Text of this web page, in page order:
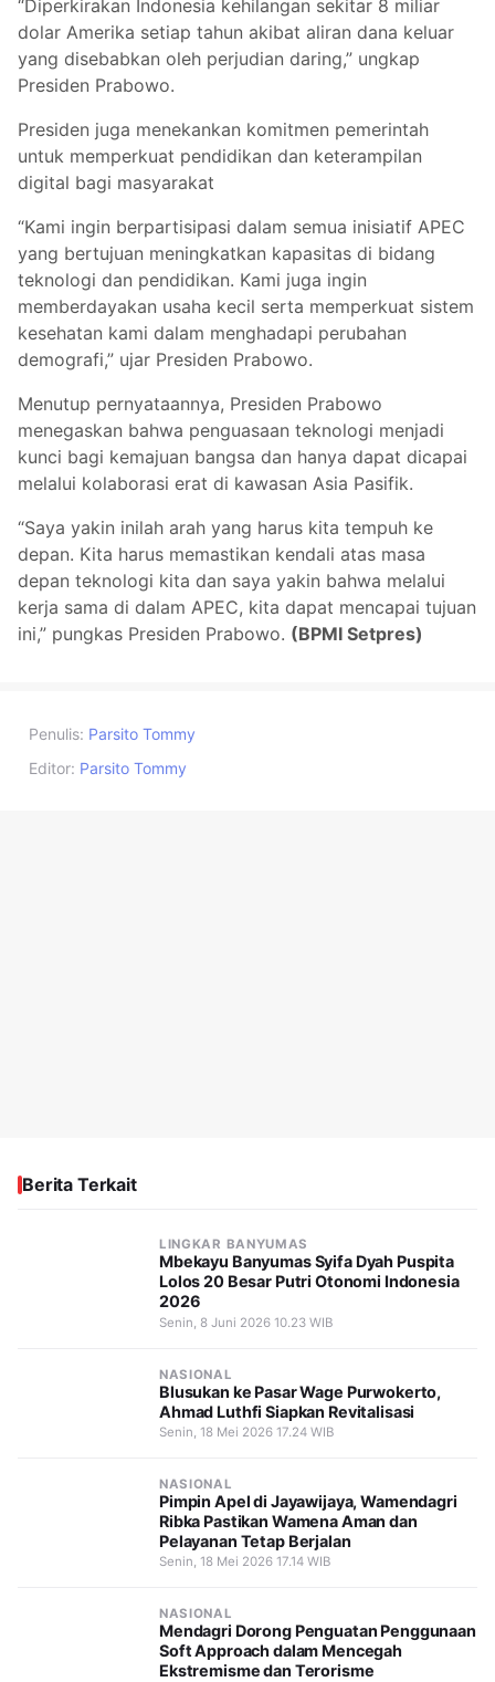
“Diperkirakan Indonesia kehilangan sekitar 8 miliar
dolar Amerika setiap tahun akibat aliran dana keluar
yang disebabkan oleh perjudian daring,” ungkap
Presiden Prabowo.
Presiden juga menekankan komitmen pemerintah
untuk memperkuat pendidikan dan keterampilan
digital bagi masyarakat
“Kami ingin berpartisipasi dalam semua inisiatif APEC
yang bertujuan meningkatkan kapasitas di bidang
teknologi dan pendidikan. Kami juga ingin
memberdayakan usaha kecil serta memperkuat sistem
kesehatan kami dalam menghadapi perubahan
demografi,” ujar Presiden Prabowo.
Menutup pernyataannya, Presiden Prabowo
menegaskan bahwa penguasaan teknologi menjadi
kunci bagi kemajuan bangsa dan hanya dapat dicapai
melalui kolaborasi erat di kawasan Asia Pasifik.
“Saya yakin inilah arah yang harus kita tempuh ke
depan. Kita harus memastikan kendali atas masa
depan teknologi kita dan saya yakin bahwa melalui
kerja sama di dalam APEC, kita dapat mencapai tujuan
ini,” pungkas Presiden Prabowo. (BPMI Setpres)
Penulis: Parsito Tommy
Editor: Parsito Tommy
Berita Terkait
LINGKAR BANYUMAS
Mbekayu Banyumas Syifa Dyah Puspita
Lolos 20 Besar Putri Otonomi Indonesia
2026
Senin, 8 Juni 2026 10.23 WIB
NASIONAL
Blusukan ke Pasar Wage Purwokerto,
Ahmad Luthfi Siapkan Revitalisasi
Senin, 18 Mei 2026 17.24 WIB
NASIONAL
Pimpin Apel di Jayawijaya, Wamendagri
Ribka Pastikan Wamena Aman dan
Pelayanan Tetap Berjalan
Senin, 18 Mei 2026 17.14 WIB
NASIONAL
Mendagri Dorong Penguatan Penggunaan
Soft Approach dalam Mencegah
Ekstremisme dan Terorisme